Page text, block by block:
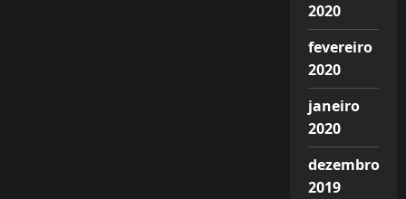
2020
fevereiro
2020
janeiro
2020
dezembro
2019